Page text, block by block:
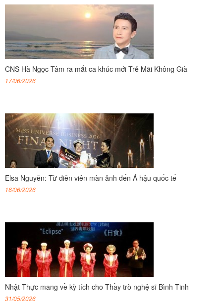
CNS Hà Ngọc Tâm ra mắt ca khúc mới Trẻ Mãi Không Già
17/06/2026
Elsa Nguyễn: Từ diễn viên màn ảnh đến Á hậu quốc tế
16/06/2026
Nhật Thực mang về kỳ tích cho Thầy trò nghệ sĩ Bình Tinh
31/05/2026